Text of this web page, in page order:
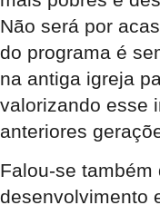
Não será por
do programa é
na antiga igreja
valorizando esse
anteriores
Falou-se também
desenvolvimento